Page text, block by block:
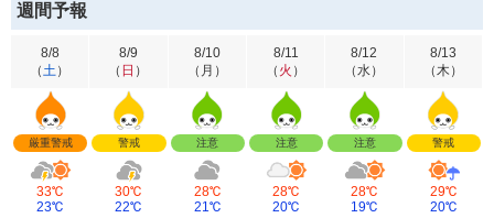
週間予報
8/8
（土）
厳重警戒
33℃
23℃
8/9
（ 日 ）
警戒
30℃
22℃
8/10
（ 月 ）
注意
28℃
21℃
8/11
（ 火 ）
注意
28℃
20℃
8/12
（水）
注意
28℃
19℃
8/13
（木）
警戒
29℃
20℃